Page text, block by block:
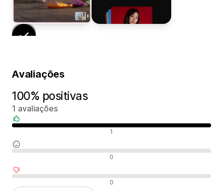
Avaliações
100% positivas
1 avaliações
1
0
0